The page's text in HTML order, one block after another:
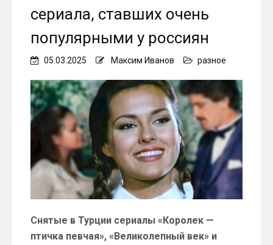
сериала, ставших очень
популярными у россиян
05.03.2025 Максим Иванов разное
Снятые в Турции сериалы «Королек —
птичка певчая», «Великолепный век» и